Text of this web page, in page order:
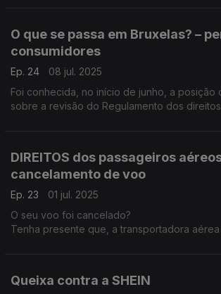
O que se passa em Bruxelas? –
consumidores
Ep. 24
08 jul. 2025
Foi conhecida, no início de junho, a posição
sobre a revisão do Regulamento dos
DIREITOS dos passageiros
cancelamento de voo
Ep. 23
01 jul. 2025
O seu voo foi cancelado?
Tenha presente que, a transportadora
O seu voo foi cancelado?
Queixa contra a SHEIN